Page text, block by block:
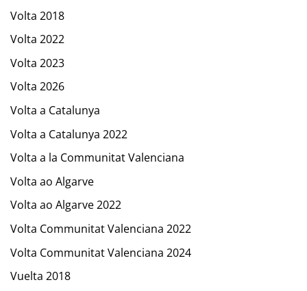
Volta 2018
Volta 2022
Volta 2023
Volta 2026
Volta a Catalunya
Volta a Catalunya 2022
Volta a la Communitat Valenciana
Volta ao Algarve
Volta ao Algarve 2022
Volta Communitat Valenciana 2022
Volta Communitat Valenciana 2024
Vuelta 2018